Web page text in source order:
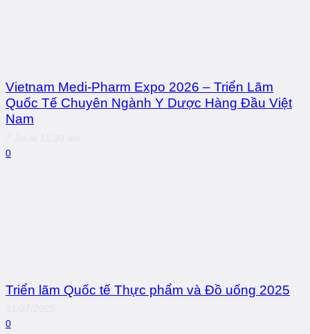
Vietnam Medi-Pharm Expo 2026 – Triển Lãm
Quốc Tế Chuyên Ngành Y Dược Hàng Đầu Việt
Nam
0
Triển lãm Quốc tế Thực phẩm và Đồ uống 2025
0